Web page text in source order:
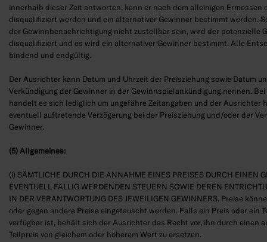
innerhalb dieser Zeit antworten, kann er nach dem alleinigen Ermessen
disqualifiziert werden und ein alternativer Gewinner bestimmt werden.
der Gewinnbenachrichtigung nicht zustellbar sein, wird der potenzielle
disqualifiziert und es wird ein alternativer Gewinner bestimmt. Alle
bindend und endgültig.
Der Ausrichter kann Datum und Uhrzeit der Preisziehung sowie Datum
Verkündigung der Gewinner in der Gewinnspielankündigung nennen.
handelt es sich lediglich um ungefähre Zeitangaben und der Ausrichter
eventuell auftretende Verzögerung bei der Preisziehung und/oder der
Gewinner.
(5) Allgemeines:
(i) SÄMTLICHE DURCH DIE ANNAHME EINES PREISES DURCH EINEN
EVENTUELL FÄLLIG WERDENDEN STEUERN SOWIE DEREN
IN DER VERANTWORTUNG DES JEWEILIGEN GEWINNERS. Preise
oder gegen andere Preise eingetauscht werden. Falls ein Preis oder ein
verfügbar ist, behält sich der Ausrichter das Recht vor, ihn durch einen
Teilpreis von gleichem oder höherem Wert zu ersetzen.